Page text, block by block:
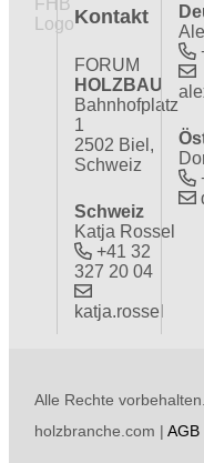
Kontakt
FORUM
HOLZBAU
Bahnhofplatz
1
2502 Biel,
Schweiz
Schweiz
Katja Rossel
+41 32
327 20 04
katja.rossel
Alle Rechte
holzbranche.com |AGB